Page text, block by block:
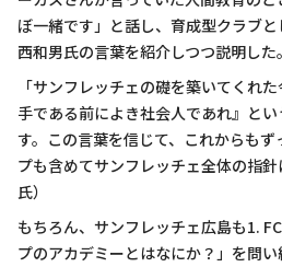
ぼ一緒です」と話し、育成型クラブ
西和男氏の言葉を紹介しつつ説明した。
「サンフレッチェの礎を築いてくれ
手である前によき社会人であれ』と
す。この言葉を信じて、これからも
プも含めてサンフレッチェ全体の指
氏）
もちろん、サンフレッチェ広島も1.
プのアカデミーとはなにか？」を問い